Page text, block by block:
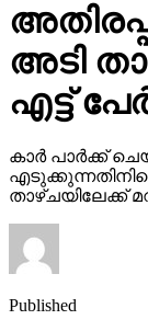
അടി
എട്ട്
കാര്‍ പാര്‍ക്ക്
താഴ്ചയിലേക്ക്
Published